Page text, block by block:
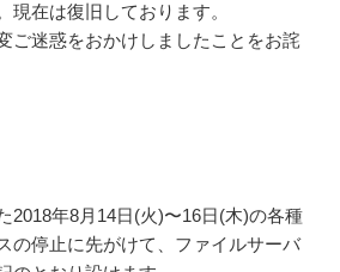
現在は復旧しております。
ご迷惑をおかけしましたことをお詫
2018年8月14日(火)〜16日(木)の各種
の停止に先がけて、ファイルサーバ